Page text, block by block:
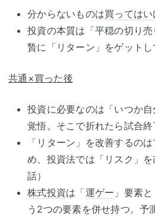
分からないものは買っては
投資の本質は「平穏の切り
贄に「リターン」をゲットし
共通×買った後
投資に必要なのは「いつか
覚悟。そこで折れたら試合終
「リターン」を改善するの
め、投資法では「リスク」
話）
株式投資は「運ゲー 」要素
う2つの要素を併せ持つ。予